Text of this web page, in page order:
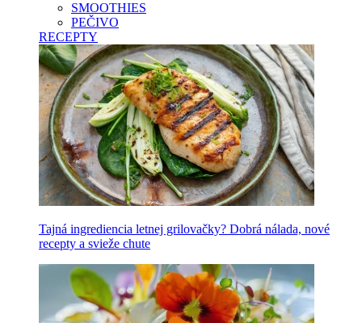
SMOOTHIES
PEČIVO
RECEPTY
Tajná ingrediencia letnej grilovačky? Dobrá nálada, nové
recepty a svieže chute